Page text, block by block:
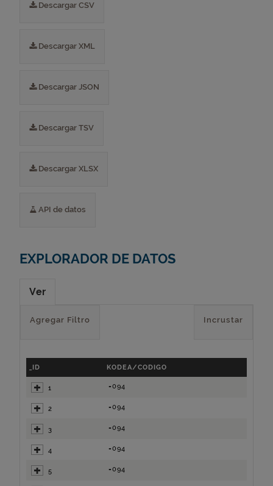
Descargar CSV
Descargar XML
Descargar JSON
Descargar TSV
Descargar XLSX
API de datos
EXPLORADOR DE DATOS
Ver
Incrustar
Agregar Filtro
_ID KODEA/CODIGO
1 =094
2 =094
3 =094
4 =094
5 =094